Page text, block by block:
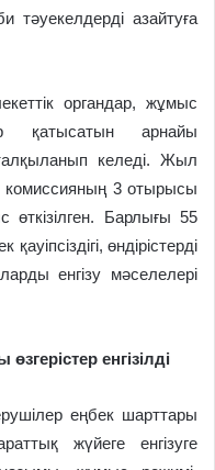
тәуекелдерді азайтуға
органдар, жұмыс
қатысатын арнайы
келеді. Жыл
3 отырысы
өткізілген. Барлығы 55
өндірістерді
енгізу мәселелері
енгізілді
еңбек шарттары
жүйеге енгізуге